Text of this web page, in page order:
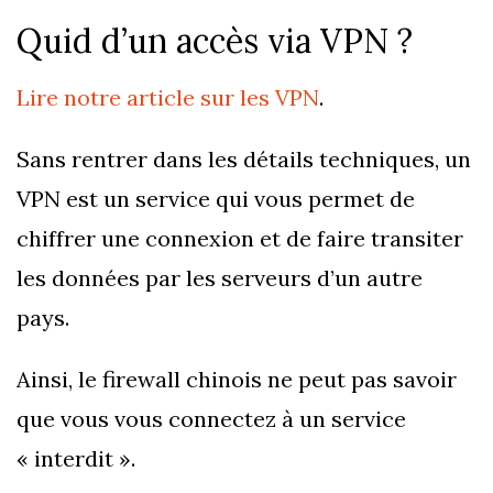
Quid d’un accès via VPN ?
Lire notre article sur les VPN.
Sans rentrer dans les détails techniques, un
VPN est un service qui vous permet de
chiffrer une connexion et de faire transiter
les données par les serveurs d’un autre
pays.
Ainsi, le firewall chinois ne peut pas savoir
que vous vous connectez à un service
« interdit ».